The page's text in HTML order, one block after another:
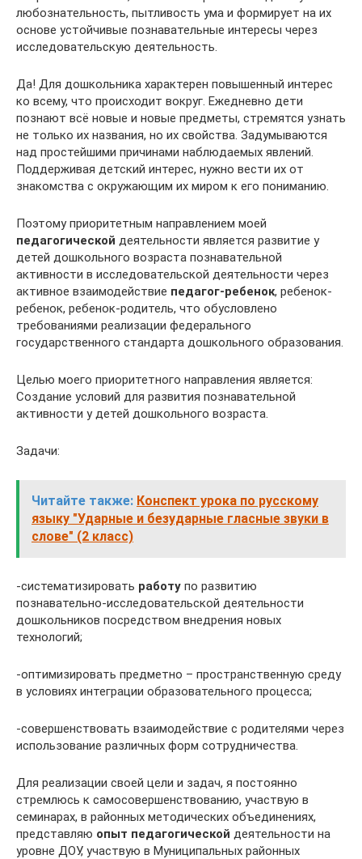
любознательность, пытливость ума и формирует на их
основе устойчивые познавательные интересы через
исследовательскую деятельность.
Да! Для дошкольника характерен повышенный интерес
ко всему, что происходит вокруг. Ежедневно дети
познают всё новые и новые предметы, стремятся узнать
не только их названия, но их свойства. Задумываются
над простейшими причинами наблюдаемых явлений.
Поддерживая детский интерес, нужно вести их от
знакомства с окружающим их миром к его пониманию.
Поэтому приоритетным направлением моей
педагогической деятельности является развитие у
детей дошкольного возраста познавательной
активности в исследовательской деятельности через
активное взаимодействие педагог-ребенок, ребенок-
ребенок, ребенок-родитель, что обусловлено
требованиями реализации федерального
государственного стандарта дошкольного образования.
Целью моего приоритетного направления является:
Создание условий для развития познавательной
активности у детей дошкольного возраста.
Задачи:
Читайте также: Конспект урока по русскому
языку "Ударные и безударные гласные звуки в
слове" (2 класс)
-систематизировать работу по развитию
познавательно-исследовательской деятельности
дошкольников посредством внедрения новых
технологий;
-оптимизировать предметно – пространственную среду
в условиях интеграции образовательного процесса;
-совершенствовать взаимодействие с родителями через
использование различных форм сотрудничества.
Для реализации своей цели и задач, я постоянно
стремлюсь к самосовершенствованию, участвую в
семинарах, в районных методических объединениях,
представляю опыт педагогической деятельности на
уровне ДОУ, участвую в Муниципальных районных